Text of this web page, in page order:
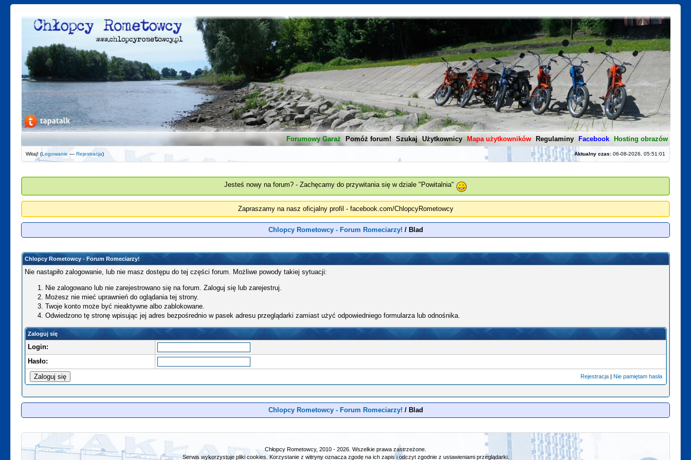
Forumowy Garaż Pomóż forum! Szukaj Użytkownicy Mapa użytkowników Regulaminy Facebook Hosting obrazów
Aktualny czas:06-08-2026, 05:51:01
Witaj! (Logowanie —Rejestracja)
Jesteś nowy na forum? - Zachęcamy do przywitania się w dziale "Powitalnia"
Zapraszamy na nasz oficjalny profil - facebook.com/ChlopcyRometowcy
Chlopcy Rometowcy - Forum Romeciarzy! / Blad
Chlopcy Rometowcy - Forum Romeciarzy!
Nie nastąpiło zalogowanie, lub nie masz dostępu do tej części forum. Możliwe powody takiej sytuacji:
Nie zalogowano lub nie zarejestrowano się na forum. Zaloguj się lub zarejestruj.
Możesz nie mieć uprawnień do oglądania tej strony.
Twoje konto może być nieaktywne albo zablokowane.
Odwiedzono tę stronę wpisując jej adres bezpośrednio w pasek adresu przeglądarki zamiast użyć odpowiedniego formularza lub odnośnika.
Zaloguj się
Login:
Hasło:
Rejestracja| Nie pamiętam hasła
Chlopcy Rometowcy - Forum Romeciarzy! / Blad
Chłopcy Rometowcy, 2010 - 2026. Wszelkie prawa zastrzeżone.
Serwis wykorzystuje pliki cookies. Korzystanie z witryny oznacza zgodę na ich zapis i odczyt zgodnie z ustawieniami przeglądarki.